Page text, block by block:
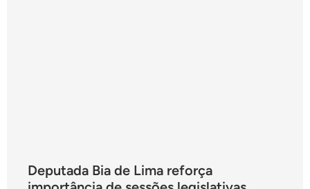
Deputada Bia de Lima reforça